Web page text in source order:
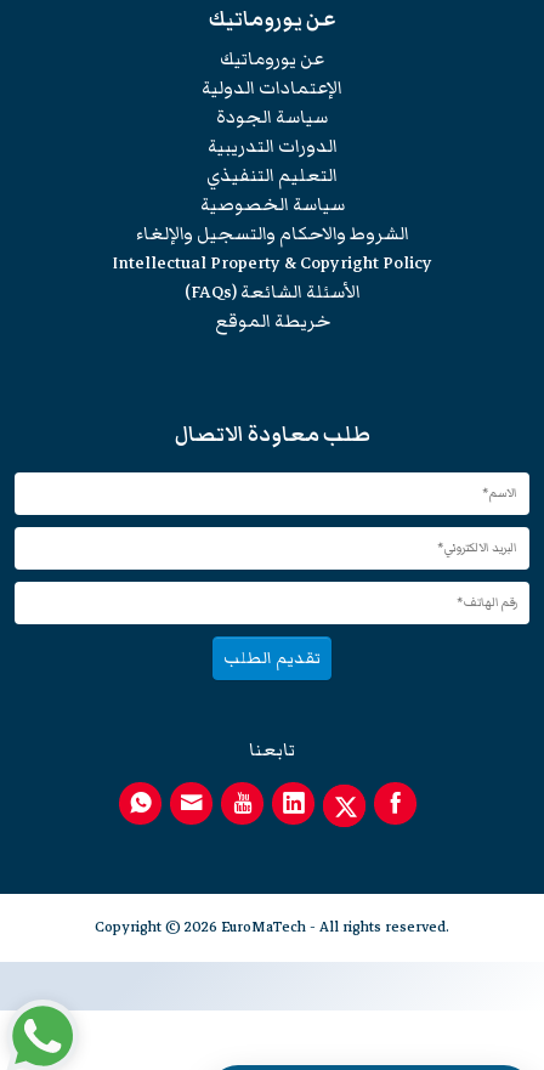
عن يوروماتيك
عن يوروماتيك
الإعتمادات الدولية
سياسة الجودة
الدورات التدريبية
التعليم التنفيذي
سياسة الخصوصية
الشروط والاحكام والتسجيل والإلغاء
Intellectual Property & Copyright Policy
الأسئلة الشائعة (FAQs)
خريطة الموقع
طلب معاودة الاتصال
تقديم الطلب
تابعنا
Copyright © 2026 EuroMaTech - All rights reserved.